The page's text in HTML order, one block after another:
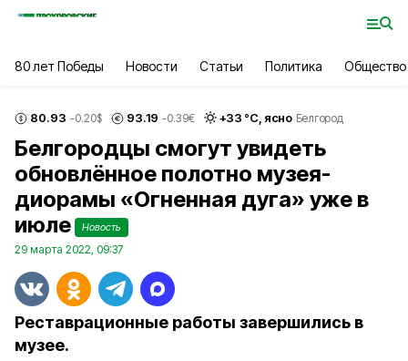
80 лет Победы Новости Статьи Политика Общество
80.93 -0.20$ 93.19 -0.39€ +33 °С, ясно Белгород
Белгородцы смогут увидеть
обновлённое полотно музея-
диорамы «Огненная дуга» уже в
июле
Новость
29 марта 2022, 09:37
Реставрационные работы завершились в
музее.